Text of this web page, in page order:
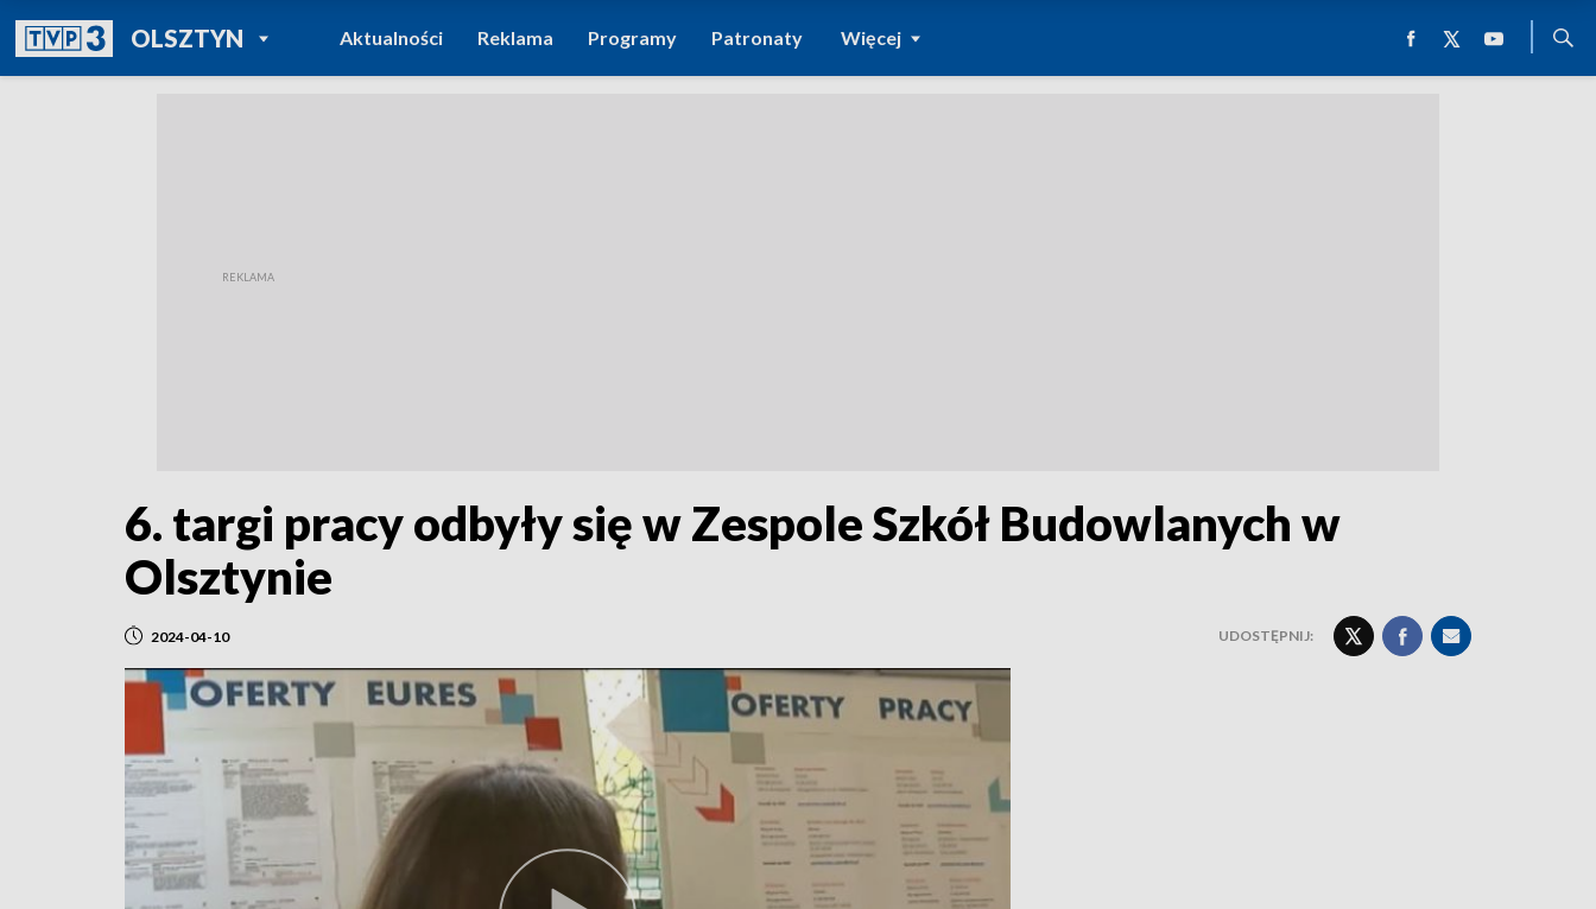
OLSZTYNPOWRÓT DO
TVP REGIONY
Aktualności Reklama Programy Patronaty Więcej
6. targi pracy odbyły się w Zespole Szkół Budowlanych w
Olsztynie
2024-04-10 UDOSTĘPNIJ: